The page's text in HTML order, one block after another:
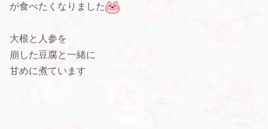
が食べたくなりました
大根と人参を
崩した豆腐と一緒に
甘めに煮ています